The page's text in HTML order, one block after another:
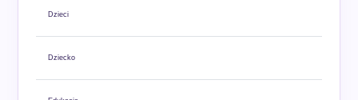
Dzieci
Dziecko